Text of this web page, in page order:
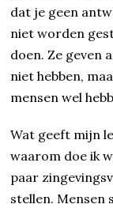
dat je geen
niet worden
doen. Ze geven
niet hebben,
mensen wel
Wat geeft mijn
waarom doe ik
paar
stellen. Mensen